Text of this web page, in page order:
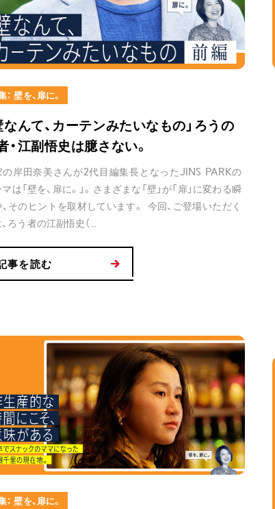
： 壁を、扉に。
なんて、カーテンみたいなもの」ろうの
・江副悟史は臆さない。
の岸田奈美さんが2代目編集長となったJINS PARKの
は「壁を、扉に。」。さまざまな「壁」が「扉」に変わる瞬
、そのヒントを取材しています。 今回、ご登場いただく
ろう者の江副悟史（...
事を読む
： 壁を、扉に。